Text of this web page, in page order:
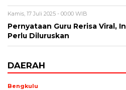
Kamis, 17 Juli 2025 - 00:00 WIB
Pernyataan Guru Rerisa Viral,
Perlu Diluruskan
DAERAH
Bengkulu